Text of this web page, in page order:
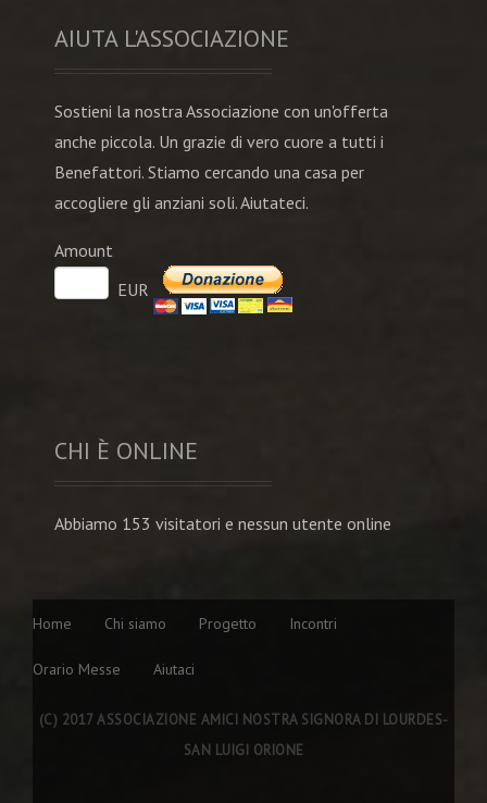
AIUTA L'ASSOCIAZIONE
Sostieni la nostra Associazione con un'offerta
anche piccola. Un grazie di vero cuore a tutti i
Benefattori. Stiamo cercando una casa per
accogliere gli anziani soli. Aiutateci.
Amount
EUR
CHI È ONLINE
Abbiamo 153 visitatori e nessun utente online
Home Chi siamo Progetto Incontri
Orario Messe Aiutaci
(C) 2017 ASSOCIAZIONE AMICI NOSTRA SIGNORA DI LOURDES-
SAN LUIGI ORIONE